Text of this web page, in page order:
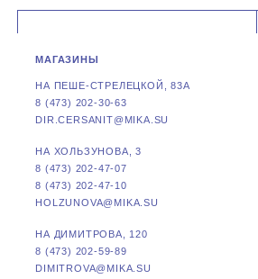
МАГАЗИНЫ
НА ПЕШЕ-СТРЕЛЕЦКОЙ, 83А
8 (473) 202-30-63
DIR.CERSANIT@MIKA.SU
НА ХОЛЬЗУНОВА, 3
8 (473) 202-47-07
8 (473) 202-47-10
HOLZUNOVA@MIKA.SU
НА ДИМИТРОВА, 120
8 (473) 202-59-89
DIMITROVA@MIKA.SU